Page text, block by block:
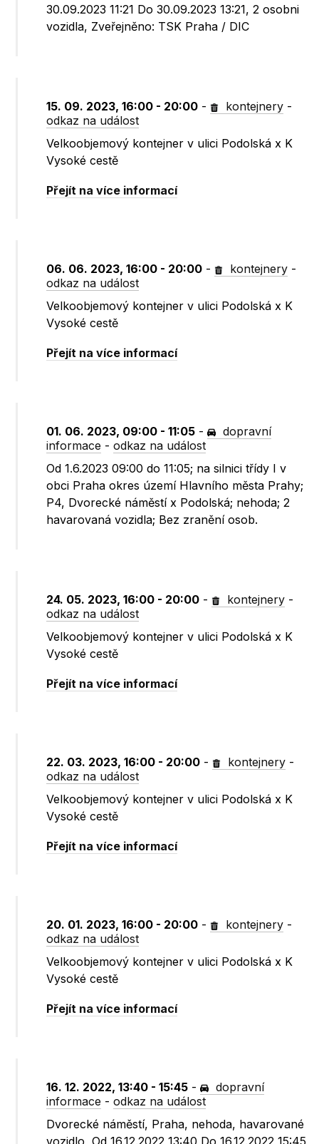
30.09.2023 11:21 Do 30.09.2023 13:21, 2 osobni
vozidla, Zveřejněno: TSK Praha / DIC
15. 09. 2023, 16:00 - 20:00 - kontejnery -
odkaz na událost
Velkoobjemový kontejner v ulici Podolská x K
Vysoké cestě
Přejít na více informací
06. 06. 2023, 16:00 - 20:00 - kontejnery -
odkaz na událost
Velkoobjemový kontejner v ulici Podolská x K
Vysoké cestě
Přejít na více informací
01. 06. 2023, 09:00 - 11:05 -
dopravní
informace -odkaz na událost
Od 1.6.2023 09:00 do 11:05; na silnici třídy I v
obci Praha okres území Hlavního města Prahy;
P4, Dvorecké náměstí x Podolská; nehoda; 2
havarovaná vozidla; Bez zranění osob.
24. 05. 2023, 16:00 - 20:00 - kontejnery -
odkaz na událost
Velkoobjemový kontejner v ulici Podolská x K
Vysoké cestě
Přejít na více informací
22. 03. 2023, 16:00 - 20:00 - kontejnery -
odkaz na událost
Velkoobjemový kontejner v ulici Podolská x K
Vysoké cestě
Přejít na více informací
20. 01. 2023, 16:00 - 20:00 - kontejnery -
odkaz na událost
Velkoobjemový kontejner v ulici Podolská x K
Vysoké cestě
Přejít na více informací
16. 12. 2022, 13:40 - 15:45 -
dopravní
informace -odkaz na událost
Dvorecké náměstí, Praha, nehoda, havarované
vozidlo, Od 16.12.2022 13:40 Do 16.12.2022 15:45,